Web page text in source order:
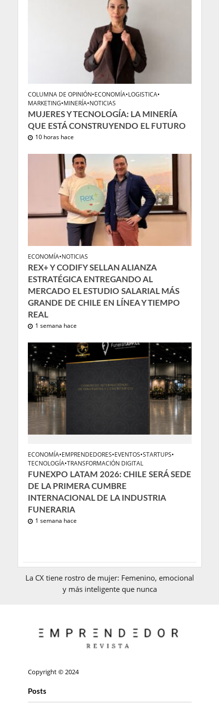
COLUMNA DE OPINIÓN•ECONOMÍA•LOGISTICA•
MARKETING•MINERÍA•NOTICIAS
MUJERES Y TECNOLOGÍA: LA MINERÍA
QUE ESTÁ CONSTRUYENDO EL FUTURO
10 horas hace
ECONOMÍA•NOTICIAS
REX+ Y CODIFY SELLAN ALIANZA
ESTRATÉGICA ENTREGANDO AL
MERCADO EL ESTUDIO SALARIAL MÁS
GRANDE DE CHILE EN LÍNEA Y TIEMPO
REAL
1 semana hace
ECONOMÍA•EMPRENDEDORES•EVENTOS•STARTUPS•
TECNOLOGÍA•TRANSFORMACIÓN DIGITAL
FUNEXPO LATAM 2026: CHILE SERÁ SEDE
DE LA PRIMERA CUMBRE
INTERNACIONAL DE LA INDUSTRIA
FUNERARIA
1 semana hace
La CX tiene rostro de mujer: Femenino, emocional
y más inteligente que nunca
Copyright © 2024
Posts